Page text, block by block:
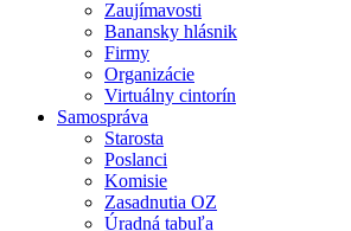
Zaujímavosti
Banansky hlásnik
Firmy
Organizácie
Virtuálny cintorín
Samospráva
Starosta
Poslanci
Komisie
Zasadnutia OZ
Úradná tabuľa